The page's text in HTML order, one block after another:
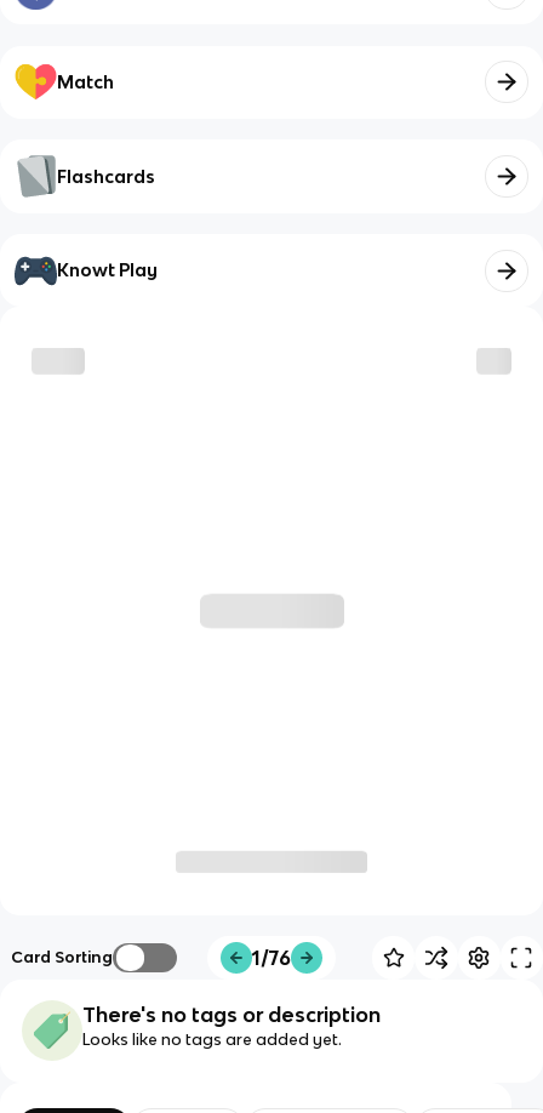
Match
Flashcards
Knowt Play
Card Sorting 1/76
There's no tags or description
Looks like no tags are added yet.